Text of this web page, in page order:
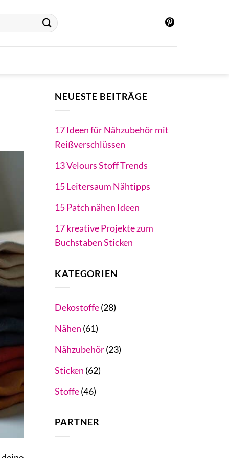
NEUESTE BEITRÄGE
17 Ideen für Nähzubehör mit
Reißverschlüssen
13 Velours Stoff Trends
15 Leitersaum Nähtipps
15 Patch nähen Ideen
17 kreative Projekte zum
Buchstaben Sticken
KATEGORIEN
Dekostoffe(28)
Nähen (61)
Nähzubehör(23)
Sticken (62)
Stoffe(46)
PARTNER